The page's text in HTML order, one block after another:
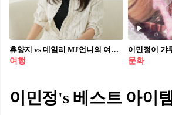
휴양지 vs 데일리 MJ언니의 여행룩 취향은? 1. 컬러 포인트 휴양지 룩 - 빨간 백리스 드레스 : 뒤가 파인 디자인으로 시원함을 강조하며, 휴양지에서 인생 사진을 남기기 좋은 강렬한 레드 컬러 룩. - 노란 우아 드레스 & 꽃무늬 썸머 원피스 : 화사한 분위기와 잘 어울리는 옐로우 컬러와 큼지막한 패턴 원피스. 큰 패턴은 마른 체형을 보완해 주는 효과. 2. 힘 뺀 캐주얼 유럽룩 - 트렌치 점프수트 : 트렌치 코트의 무드를 살리면서도 짧은 팬츠 기장으로 활동성을 높인 데일리 룩. 많이 걸어 다녀야 하는 유럽 여행에 최적화. - 흰 레이스 원피스 : 격식 있는 장소에서 경건하고 홀리한 분위기를 연출할 수 있으며, 어떤 백과 매치해도 조화로운 기본 아이템. 여행가서 뭐 입을지 고민중이라면 그대로 저장해두기✈️
여행
문화
이민정's 베스트 아이템